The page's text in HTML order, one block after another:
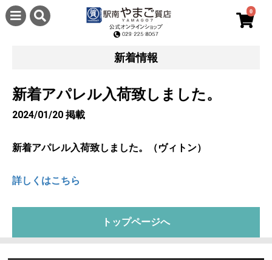
0
新着情報
新着アパレル入荷致しました。
2024/01/20 掲載
新着アパレル入荷致しました。（ヴィトン）
詳しくはこちら
トップページへ